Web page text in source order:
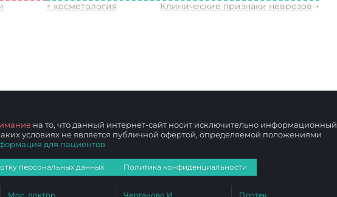
↑ косметология Клинические признаки неврозов →
на то, что данный интернет-сайт носит исключительно информационный
условиях не является публичной офертой, определяемой положениями
для пациентов
персональных данных Политика конфиденциальности
Мос. доктор Чертаново И Протек